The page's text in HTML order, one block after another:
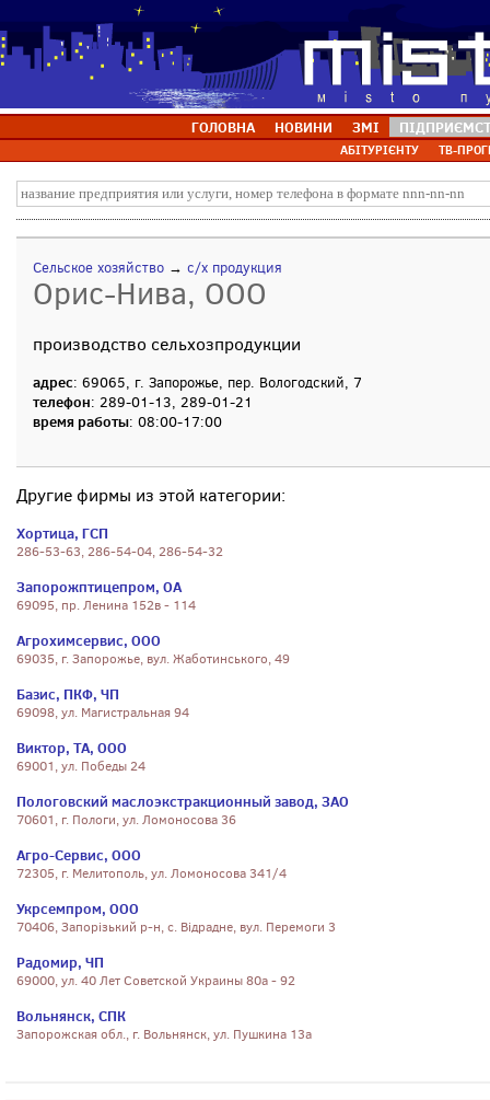
ГОЛОВНА НОВИНИ ЗМІ
АБІТУРІЄНТУ ТВ-
Сельское хозяйство → с/х продукция
Орис-Нива, ООО
производство сельхозпродукции
адрес: 69065, г. Запорожье, пер. Вологодский, 7
телефон: 289-01-13, 289-01-21
время работы: 08:00-17:00
Другие фирмы из этой категории:
Хортица, ГСП
286-53-63, 286-54-04, 286-54-32
Запорожптицепром, ОА
69095, пр. Ленина 152в - 114
Агрохимсервис, ООО
69035, г. Запорожье, вул. Жаботинського, 49
Базис, ПКФ, ЧП
69098, ул. Магистральная 94
Виктор, ТА, ООО
69001, ул. Победы 24
Пологовский маслоэкстракционный завод, ЗАО
70601, г. Пологи, ул. Ломоносова 36
Агро-Сервис, ООО
72305, г. Мелитополь, ул. Ломоносова 341/4
Укрсемпром, ООО
70406, Запорiзький р-н, с. Вiдрадне, вул. Перемоги 3
Радомир, ЧП
69000, ул. 40 Лет Советской Украины 80а - 92
Вольнянск, СПК
Запорожская обл., г. Вольнянск, ул. Пушкина 13а